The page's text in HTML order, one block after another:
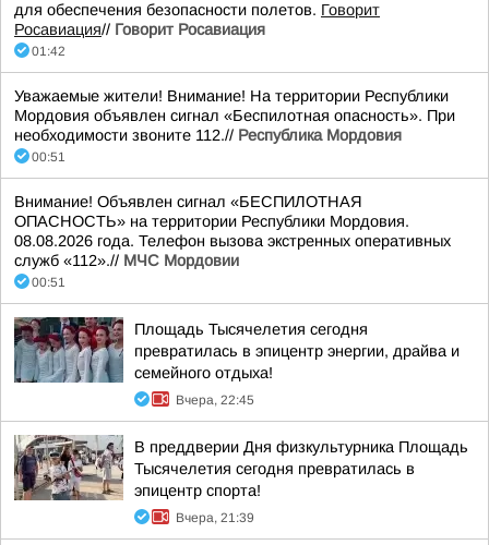
для обеспечения безопасности полетов. Говорит
Росавиация// Говорит Росавиация
01:42
Уважаемые жители! Внимание! На территории Республики
Мордовия объявлен сигнал «Беспилотная опасность». При
необходимости звоните 112.// Республика Мордовия
00:51
Внимание! Объявлен сигнал «БЕСПИЛОТНАЯ
ОПАСНОСТЬ» на территории Республики Мордовия.
08.08.2026 года. Телефон вызова экстренных оперативных
служб «112».// МЧС Мордовии
00:51
Площадь Тысячелетия сегодня
превратилась в эпицентр энергии, драйва и
семейного отдыха!
Вчера, 22:45
В преддверии Дня физкультурника Площадь
Тысячелетия сегодня превратилась в
эпицентр спорта!
Вчера, 21:39